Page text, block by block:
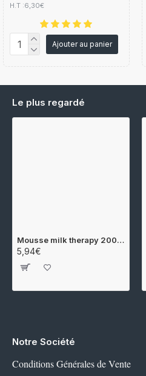
H.T :6,30€
Ajouter au panier
Le plus regardé
Mousse milk therapy 200ml Morfose
5,94€
Notre Société
Conditions Générales de Vente